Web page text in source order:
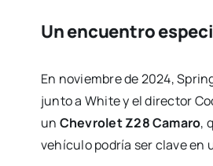
Un encuentro
En noviembre de 2024,
junto a White y el director
un Chevrolet Z28 Camaro,
vehículo podría ser clave en